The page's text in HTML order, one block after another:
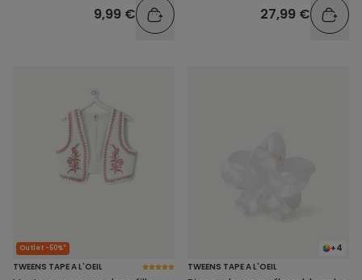
9,99 € 27,99 €
Outlet -50%*
TWEENS TAPE A L'OEIL
+4
TWEENS TAPE A L'OEIL